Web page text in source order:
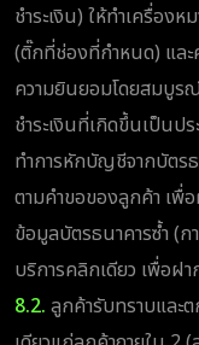
ชำระเงิน) ให้ทำเครื่อ
(ติ๊กที่ช่องที่กำหนด) และ
ความยินยอมโดยสมบูร
ชำระเงินที่เกิดขึ้นเป็นป
ทำการหักบัญชีจากบัตรธ
ตามคำขอของลูกค้า เพื่
ข้อมูลบัตรธนาคารซ้ำ (ก
บริการคลิกเดียว เพื่อฝ
8.2. ลูกค้ารับทราบและ